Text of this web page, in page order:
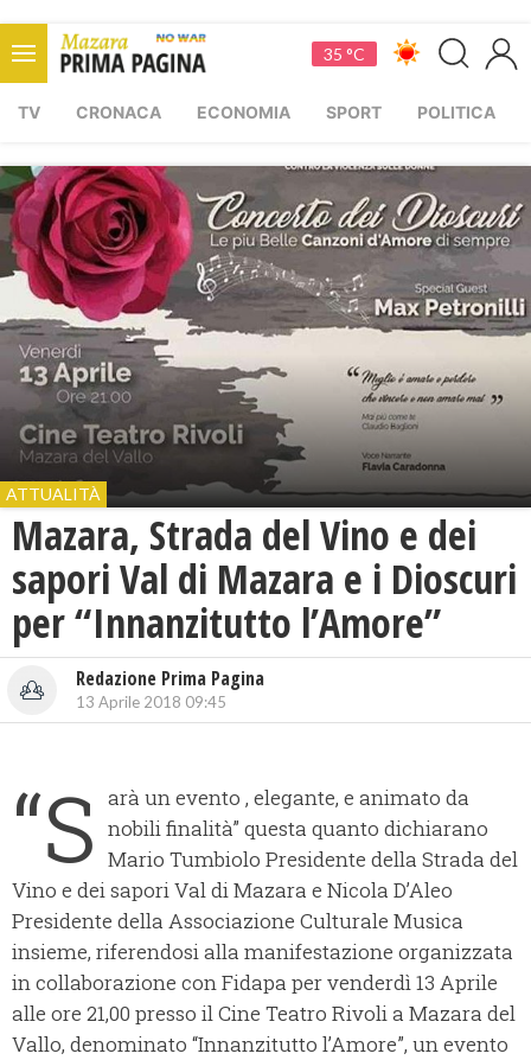
35 °C
TV CRONACA ECONOMIA SPORT POLITICA
ATTUALITÀ
Mazara, Strada del Vino e dei
sapori Val di Mazara e i Dioscuri
per “Innanzitutto l’Amore”
Redazione Prima Pagina
13 Aprile 2018 09:45
“S arà un evento , elegante, e animato da
nobili finalità” questa quanto dichiarano
Mario Tumbiolo Presidente della Strada del
Vino e dei sapori Val di Mazara e Nicola D’Aleo
Presidente della Associazione Culturale Musica
insieme, riferendosi alla manifestazione organizzata
in collaborazione con Fidapa per venderdì 13 Aprile
alle ore 21,00 presso il Cine Teatro Rivoli a Mazara del
Vallo, denominato “Innanzitutto l’Amore”, un evento